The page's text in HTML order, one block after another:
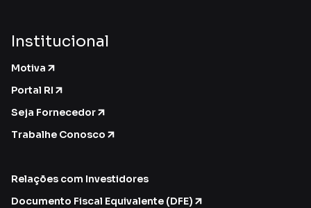
Institucional
Motiva
Portal RI
Seja Fornecedor
Trabalhe Conosco
Relações com Investidores
Documento Fiscal Equivalente (DFE)